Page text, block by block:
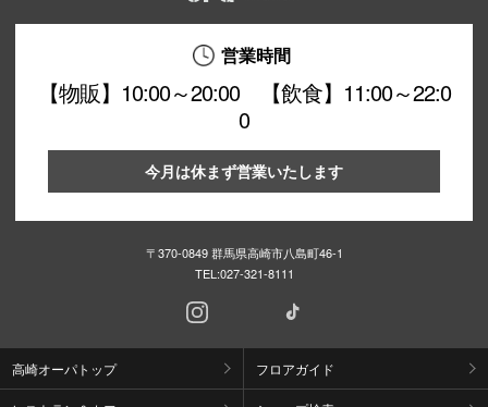
営業時間
【物販】10:00～20:00 【飲食】11:00～22:0
0
今月は休まず営業いたします
〒370-0849 群馬県高崎市八島町46-1
TEL:027-321-8111
高崎オーパトップ フロアガイド